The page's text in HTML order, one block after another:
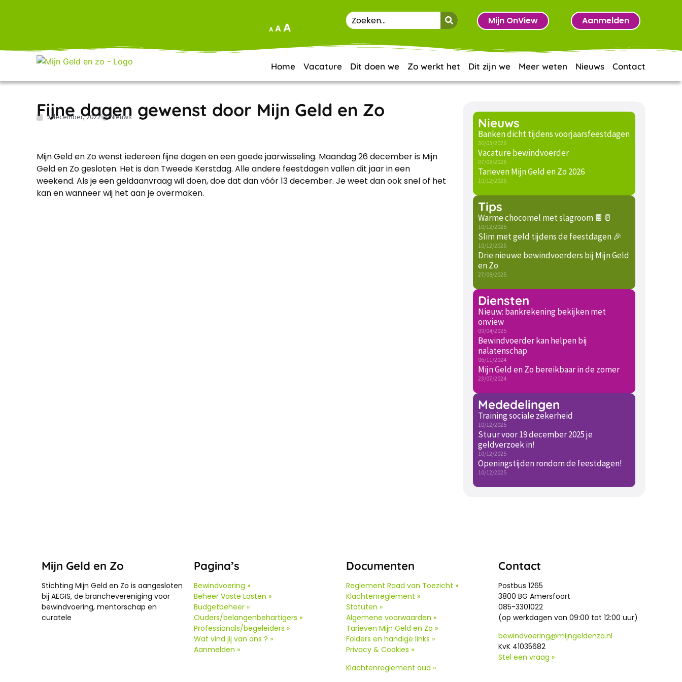
A A A
Mijn OnView Aanmelden
Home Vacature Dit doen we Zo werkt het Dit zijn we Meer weten Nieuws Contact
Fijne dagen gewenst door Mijn Geld en Zo
9 december, 2022 Nieuws
Mijn Geld en Zo wenst iedereen fijne dagen en een goede jaarwisseling. Maandag 26 december is Mijn
Geld en Zo gesloten. Het is dan Tweede Kerstdag. Alle andere feestdagen vallen dit jaar in een
weekend. Als je een geldaanvraag wil doen, doe dat dan vóór 13 december. Je weet dan ook snel of het
kan en wanneer wij het aan je overmaken.
Nieuws
Banken dicht tijdens voorjaarsfeestdagen
30/03/2026
Vacature bewindvoerder
07/03/2026
Tarieven Mijn Geld en Zo 2026
10/12/2025
Tips
Warme chocomel met slagroom 🍫🥛
10/12/2025
Slim met geld tijdens de feestdagen 🎉
10/12/2025
Drie nieuwe bewindvoerders bij Mijn Geld
en Zo
27/08/2025
Diensten
Nieuw: bankrekening bekijken met
onview
09/04/2025
Bewindvoerder kan helpen bij
nalatenschap
06/11/2024
Mijn Geld en Zo bereikbaar in de zomer
23/07/2024
Mededelingen
Training sociale zekerheid
10/12/2025
Stuur voor 19 december 2025 je
geldverzoek in!
10/12/2025
Openingstijden rondom de feestdagen!
10/12/2025
Mijn Geld en Zo
Stichting Mijn Geld en Zo is aangesloten
bij AEGIS, de branchevereniging voor
bewindvoering, mentorschap en
curatele
Pagina’s
Bewindvoering »
Beheer Vaste Lasten »
Budgetbeheer »
Ouders/belangenbehartigers »
Professionals/begeleiders »
Wat vind jij van ons ? »
Aanmelden »
Documenten
Reglement Raad van Toezicht »
Klachtenreglement »
Statuten »
Algemene voorwaarden »
Tarieven Mijn Geld en Zo »
Folders en handige links »
Privacy & Cookies »
Klachtenreglement oud »
Contact
Postbus 1265
3800 BG Amersfoort
085-3301022
(op werkdagen van 09:00 tot 12:00 uur)
bewindvoering@mijngeldenzo.nl
KvK 41035682
Stel een vraag »